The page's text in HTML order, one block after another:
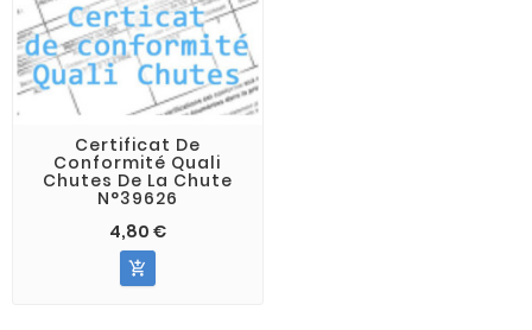
Certificat De
Conformité Quali
Chutes De La Chute
N°39626
4,80 €
